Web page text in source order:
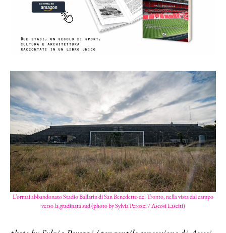
L’ormai abbandonato Stadio Ballarin di San Benedetto del Tronto, nella vista dal campo
verso la gradinata sud (photo by Sylvia Perozzi / Ascosi Lasciti)